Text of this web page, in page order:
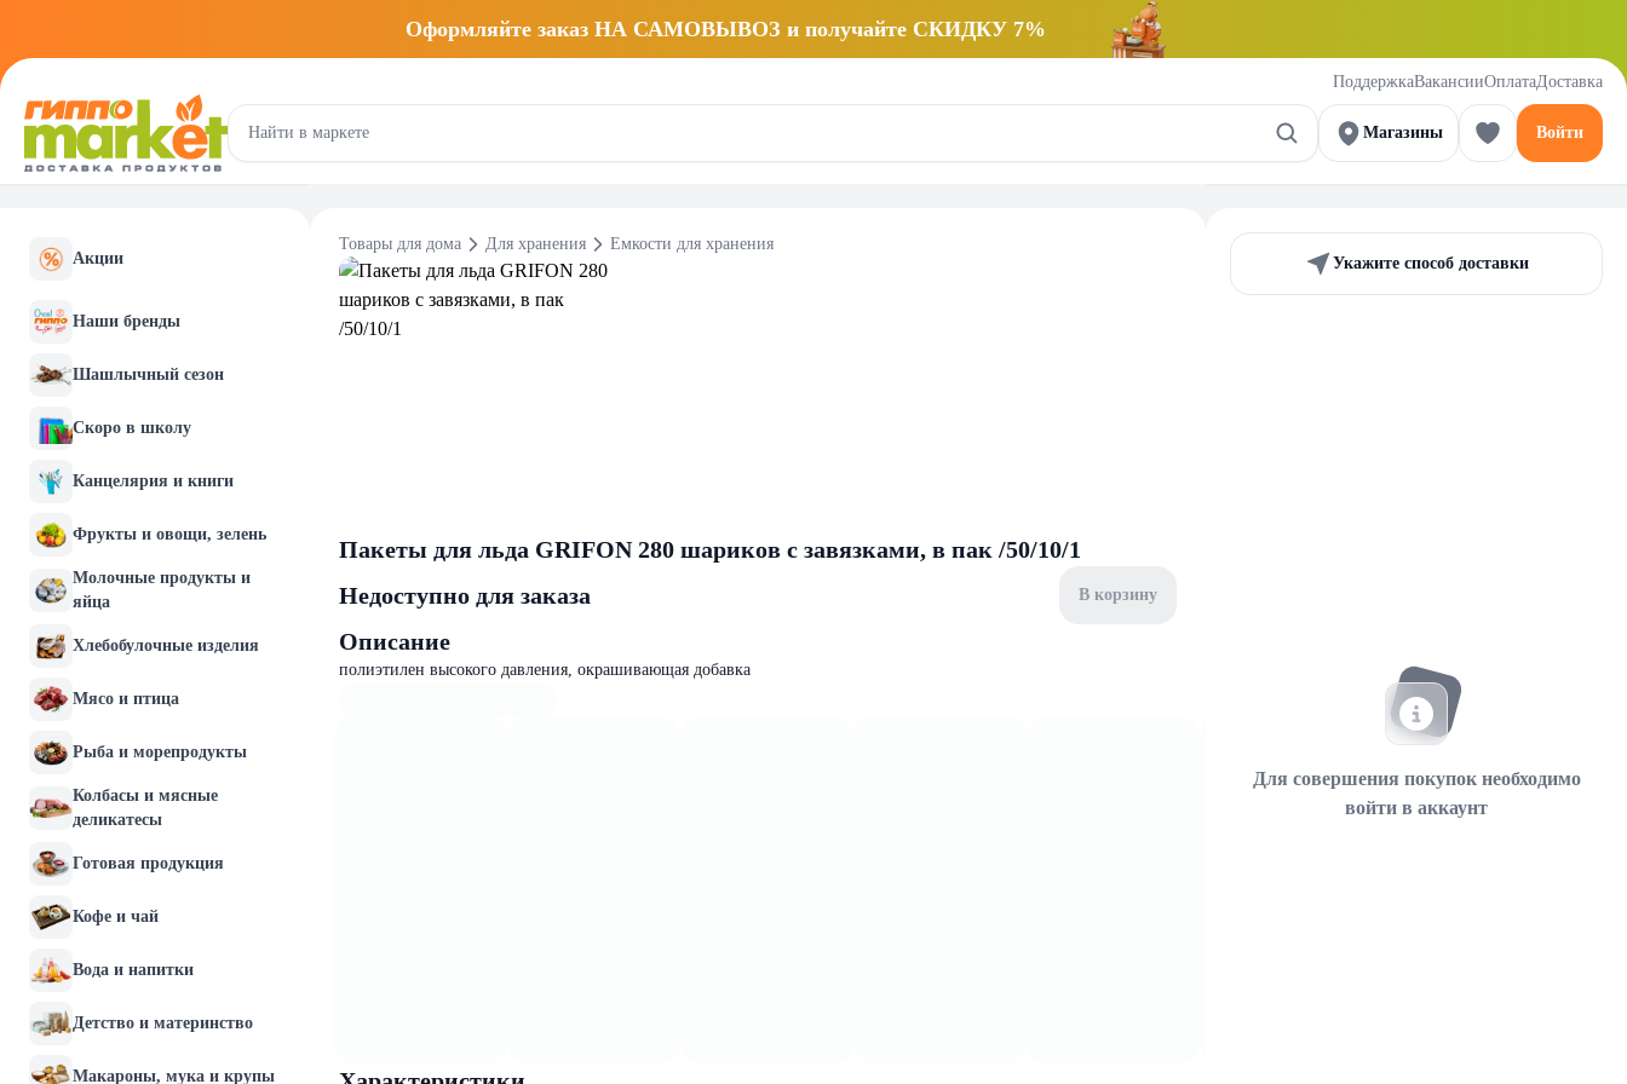
Оформляйте заказ НА САМОВЫВОЗ и получайте СКИДКУ 7%
ПоддержкаВакансииОплатаДоставка
Магазины Войти
Акции
Наши бренды
Шашлычный сезон
Скоро в школу
Канцелярия и книги
Фрукты и овощи, зелень
Молочные продукты и
яйца
Хлебобулочные изделия
Мясо и птица
Рыба и морепродукты
Колбасы и мясные
деликатесы
Готовая продукция
Кофе и чай
Вода и напитки
Детство и материнство
Макароны, мука и крупы
Товары для дома Для хранения Емкости для хранения
Пакеты для льда GRIFON 280 шариков с завязками, в пак /50/10/1
Недоступно для заказа
В корзину
Описание
полиэтилен высокого давления, окрашивающая добавка
Укажите способ доставки
Для совершения покупок необходимо
войти в аккаунт